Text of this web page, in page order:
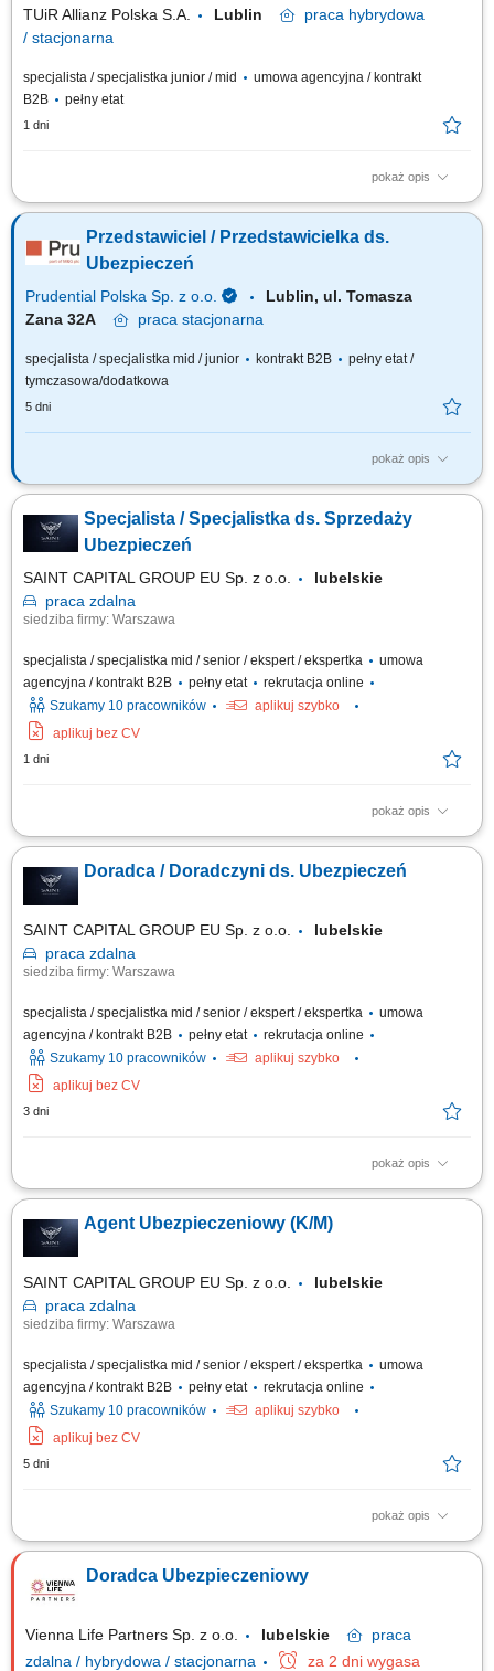
TUiR Allianz Polska S.A. Lublin praca hybrydowa
/ stacjonarna
specjalista / specjalistka junior / mid
umowa agencyjna / kontrakt
B2B
pełny etat
1 dni
pokaż opis
Zakres obowiązków: Budowanie i rozwijanie relacji z klientami; Analiza
Prowadzenie spotkań online i stacjonarnych; Rozwijanie własnego
portfela klientów; Aktywne pozyskiwanie nowych kontaktów biznesowych;
Przedstawiciel / Przedstawicielka ds.
Ubezpieczeń
Prudential Polska Sp. z o.o.
Lublin, ul. Tomasza
Zana 32A
praca stacjonarna
specjalista / specjalistka mid / junior kontrakt B2B
pełny etat /
tymczasowa/dodatkowa
5 dni
pokaż opis
Twój zakres obowiązków: budowanie własnego biznesu przy wsparciu
organizacja własnej aktywności i kalendarza spotkań.
Specjalista / Specjalistka ds. Sprzedaży
Ubezpieczeń
SAINT CAPITAL GROUP EU Sp. z o.o.
lubelskie
praca zdalna
siedziba firmy: Warszawa
specjalista / specjalistka mid / senior / ekspert / ekspertka
umowa
agencyjna / kontrakt B2B
pełny etat
rekrutacja online
Szukamy 10 pracowników
aplikuj szybko
aplikuj bez CV
1 dni
pokaż opis
Opis stanowiska: Kompleksowa obsługa klientów w zakresie produktów
pozyskiwanie nowych klientów. Analiza potrzeb i przygotowywanie
indywidualnych rozwiązań ubezpieczeniowych. Budowanie pozycji
Doradca / Doradczyni ds. Ubezpieczeń
SAINT CAPITAL GROUP EU Sp. z o.o.
lubelskie
praca zdalna
siedziba firmy: Warszawa
specjalista / specjalistka mid / senior / ekspert / ekspertka
umowa
agencyjna / kontrakt B2B
pełny etat
rekrutacja online
Szukamy 10 pracowników
aplikuj szybko
aplikuj bez CV
3 dni
pokaż opis
Opis stanowiska: Rozwijanie współpracy z obecnymi klientami oraz
ubezpieczeń na życie, majątkowych, komunikacyjnych i dla firm.
Budowanie długofalowych relacji oraz dopasowywanie rozwiązań do
Agent Ubezpieczeniowy (K/M)
SAINT CAPITAL GROUP EU Sp. z o.o.
lubelskie
praca zdalna
siedziba firmy: Warszawa
specjalista / specjalistka mid / senior / ekspert / ekspertka
umowa
agencyjna / kontrakt B2B
pełny etat
rekrutacja online
Szukamy 10 pracowników
aplikuj szybko
aplikuj bez CV
5 dni
pokaż opis
Opis stanowiska: Aktywna obsługa i cross-selling w ramach własnego
(życiowe, majątkowe, komunikacyjne, firmowe) Koncentracja na
budowaniu długofalowych relacji w obszarze ubezpieczeń na życie;
Doradca Ubezpieczeniowy
Vienna Life Partners Sp. z o.o. lubelskie
praca
zdalna / hybrydowa / stacjonarna
za 2 dni wygasa